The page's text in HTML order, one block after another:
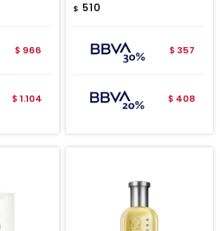
$ 966
$ 1.104
$ 510
$ 357
$ 408